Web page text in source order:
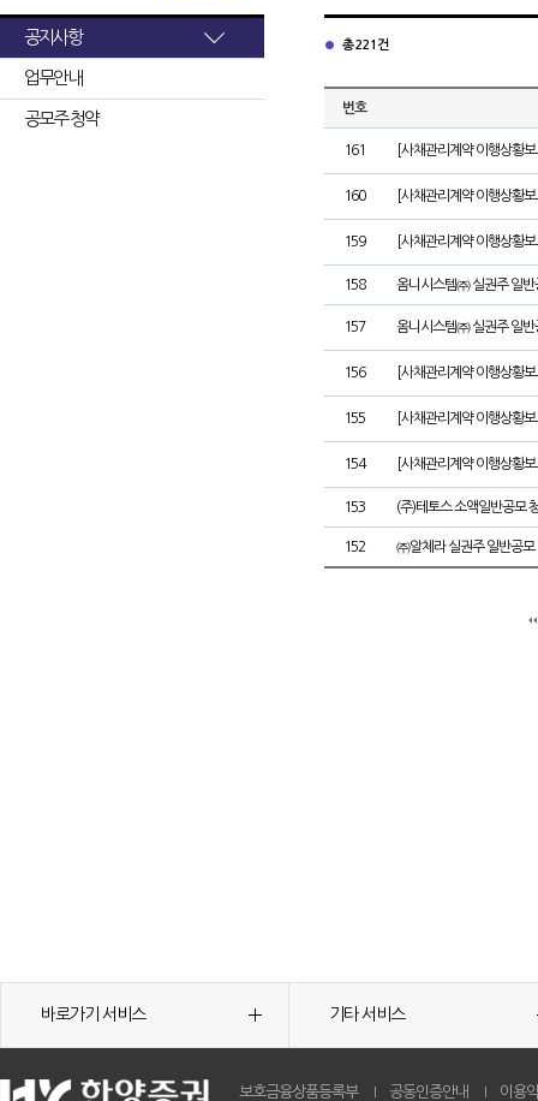
공지사항
업무안내
공모주 청약
총 221건
번호
161 [사채관리계약 이행상황
160 [사채관리계약 이행상황
159 [사채관리계약 이행상황
158 옴니시스템㈜ 실권주 일반
157 옴니시스템㈜ 실권주 일반
156 [사채관리계약 이행상황
155 [사채관리계약 이행상황
154 [사채관리계약 이행상황
153 (주)테토스 소액일반공모
152 ㈜알체라 실권주 일반공모
바로가기 서비스 기타 서비스
보호금융상품등록부 공동인증안내 이용